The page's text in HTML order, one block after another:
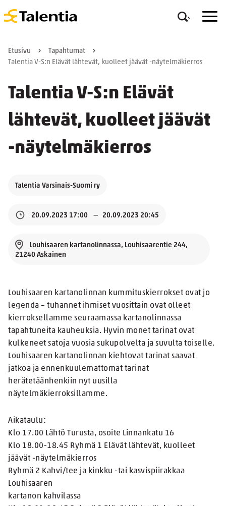
Etusivu
Tapahtumat
Talentia V-S:n Elävät lähtevät, kuolleet jäävät -näytelmäkierros
Talentia V-S:n Elävät
lähtevät, kuolleet jäävät
-näytelmäkierros
Talentia Varsinais-Suomi ry
20.09.2023 17:00 20.09.2023 20:45
Louhisaaren kartanolinnassa, Louhisaarentie 244,
21240 Askainen
Louhisaaren kartanolinnan kummituskierrokset ovat jo
legenda – tuhannet ihmiset vuosittain ovat olleet
kierroksellamme seuraamassa kartanolinnassa
tapahtuneita kauheuksia. Hyvin monet tarinat ovat
kulkeneet satoja vuosia sukupolvelta ja suvulta toiselle.
Louhisaaren kartanolinnan kiehtovat tarinat saavat
jatkoa ja ennenkuulemattomat tarinat
herätetäänhenkiin nyt uusilla
näytelmäkierroksillamme.
Aikataulu:
Klo 17.00 Lähtö Turusta, osoite Linnankatu 16
Klo 18.00-18.45 Ryhmä 1 Elävät lähtevät, kuolleet
jäävät -näytelmäkierros
Ryhmä 2 Kahvi/tee ja kinkku -tai kasvispiirakkaa
Louhisaaren
kartanon kahvilassa